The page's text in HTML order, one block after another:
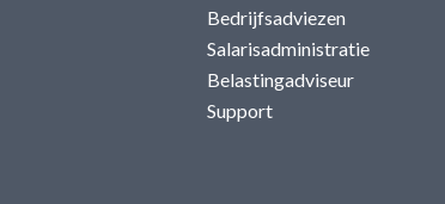
Bedrijfsadviezen
Salarisadministratie
Belastingadviseur
Support